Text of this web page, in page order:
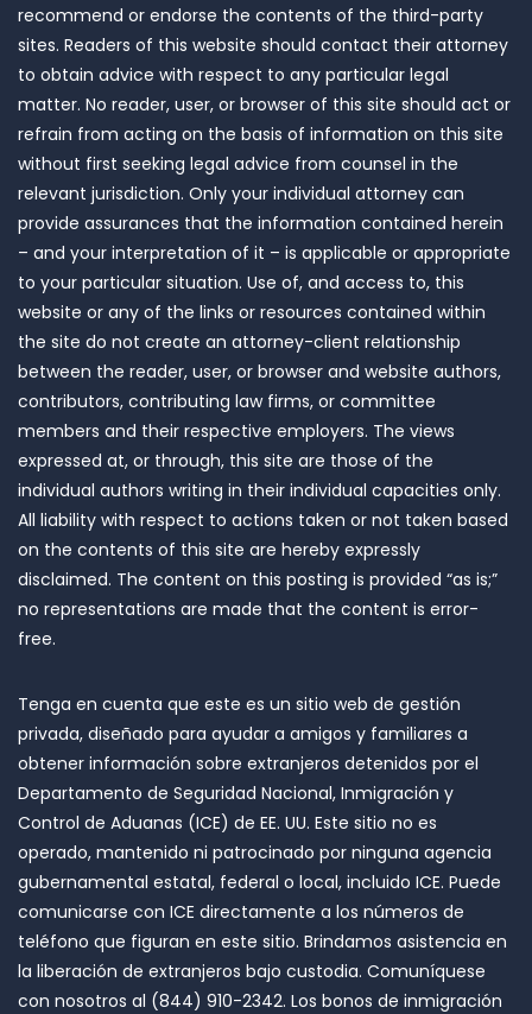
recommend or endorse the contents of the third-party
sites. Readers of this website should contact their attorney
to obtain advice with respect to any particular legal
matter. No reader, user, or browser of this site should act or
refrain from acting on the basis of information on this site
without first seeking legal advice from counsel in the
relevant jurisdiction. Only your individual attorney can
provide assurances that the information contained herein
– and your interpretation of it – is applicable or appropriate
to your particular situation. Use of, and access to, this
website or any of the links or resources contained within
the site do not create an attorney-client relationship
between the reader, user, or browser and website authors,
contributors, contributing law firms, or committee
members and their respective employers. The views
expressed at, or through, this site are those of the
individual authors writing in their individual capacities only.
All liability with respect to actions taken or not taken based
on the contents of this site are hereby expressly
disclaimed. The content on this posting is provided “as is;”
no representations are made that the content is error-
free.
Tenga en cuenta que este es un sitio web de gestión
privada, diseñado para ayudar a amigos y familiares a
obtener información sobre extranjeros detenidos por el
Departamento de Seguridad Nacional, Inmigración y
Control de Aduanas (ICE) de EE. UU. Este sitio no es
operado, mantenido ni patrocinado por ninguna agencia
gubernamental estatal, federal o local, incluido ICE. Puede
comunicarse con ICE directamente a los números de
teléfono que figuran en este sitio. Brindamos asistencia en
la liberación de extranjeros bajo custodia. Comuníquese
con nosotros al (844) 910-2342. Los bonos de inmigración